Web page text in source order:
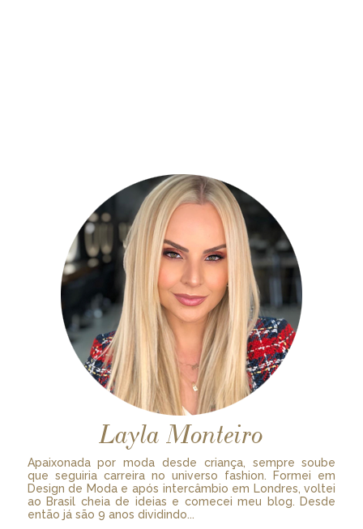
Layla Monteiro
Apaixonada por moda desde criança, sempre soube
que seguiria carreira no universo fashion. Formei em
Design de Moda e após intercâmbio em Londres, voltei
ao Brasil cheia de ideias e comecei meu blog. Desde
então já são 9 anos dividindo...